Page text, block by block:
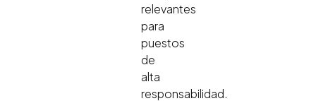
relevantes
para
puestos
de
alta
responsabilidad.